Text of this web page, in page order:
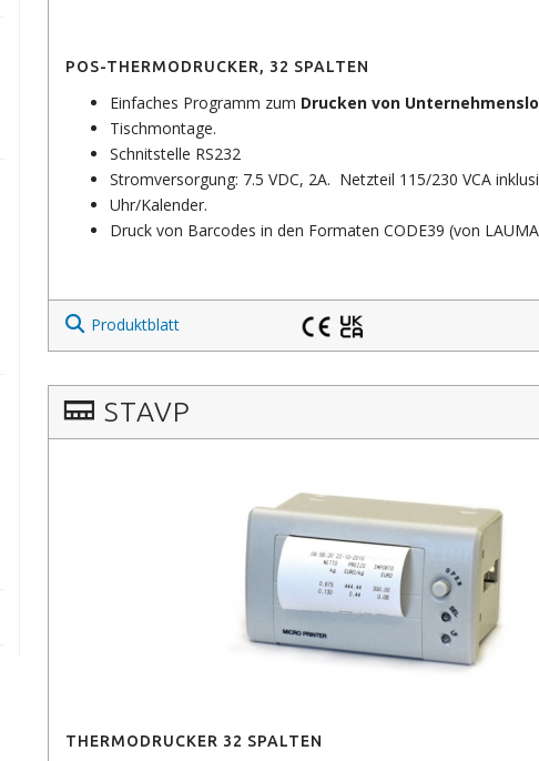
POS-THERMODRUCKER, 32 SPALTEN
Einfaches Programm zum Drucken von
Tischmontage.
Schnitstelle RS232
Stromversorgung: 7.5 VDC, 2A. Netzteil 115/230 VCA
Uhr/Kalender.
Druck von Barcodes in den Formaten CODE39 (von
Produktblatt
STAVP
THERMODRUCKER 32 SPALTEN